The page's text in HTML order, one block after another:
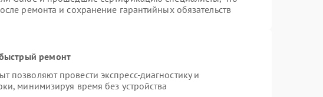
ремонта и сохранение гарантийных обязательств
ремонт
позволяют провести экспресс-диагностику и
минимизируя время без устройства